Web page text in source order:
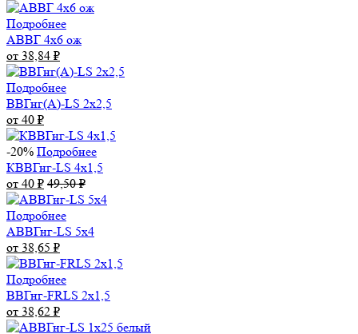
Подробнее
АВВГ 4х6 ож
от 38,84 ₽
Подробнее
ВВГнг(А)-LS 2х2,5
от 40 ₽
-20% Подробнее
КВВГнг-LS 4х1,5
от 40 ₽ 49,50₽
Подробнее
АВВГнг-LS 5х4
от 38,65 ₽
Подробнее
ВВГнг-FRLS 2х1,5
от 38,62 ₽